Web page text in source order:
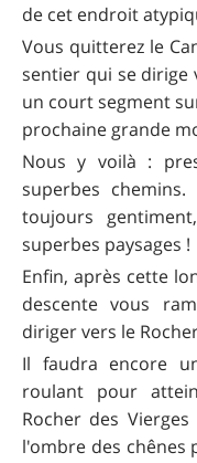
de cet endroit
Vous quitterez le
sentier qui se dirige
un court segment
prochaine grande
Nous y voilà :
superbes
toujours
superbes paysages !
Enfin, après cette
descente vous
diriger vers le
Il faudra encore
roulant pour
Rocher des
l'ombre des chênes